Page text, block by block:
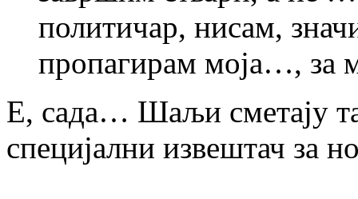
политичар, нисам,
пропагирам моја…, за
Е, сада… Шаљи сметају
специјални извештач за